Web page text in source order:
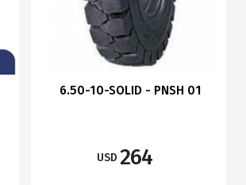
6.50-10-SOLID - PNSH 01
USD 264